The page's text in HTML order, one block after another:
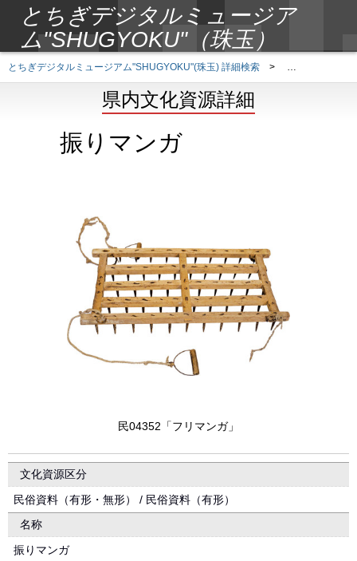
とちぎデジタルミュージア
ム"SHUGYOKU"（珠玉）
とちぎデジタルミュージアム"SHUGYOKU"(珠玉) 詳細検索 > 県内文化資源詳
県内文化資源詳細
振りマンガ
民04352「フリマンガ」
文化資源区分
民俗資料（有形・無形） / 民俗資料（有形）
名称
振りマンガ